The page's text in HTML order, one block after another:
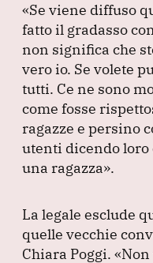
«Se viene diffuso
fatto il gradasso
non significa che
vero io. Se volete
tutti. Ce ne sono
come fosse
ragazze e persino
utenti dicendo loro
una ragazza».
La legale esclude
quelle vecchie
Chiara Poggi.